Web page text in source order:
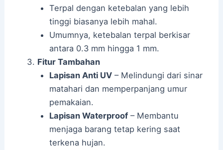
Terpal dengan ketebalan yang lebih
tinggi biasanya lebih mahal.
Umumnya, ketebalan terpal berkisar
antara 0.3 mm hingga 1 mm.
Fitur Tambahan
Lapisan Anti UV – Melindungi dari sinar
matahari dan memperpanjang umur
pemakaian.
Lapisan Waterproof – Membantu
menjaga barang tetap kering saat
terkena hujan.